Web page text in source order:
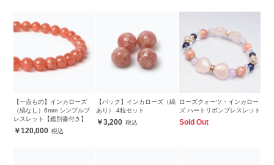
【一点もの】インカローズ
（縞なし）6mm シンプルブ
レスレット【鑑別書付き】
120,000
【パック】インカローズ（縞
あり） 4粒セット
3,200
ローズクォーツ・インカロー
ズ ハートリボンブレスレット
Sold Out